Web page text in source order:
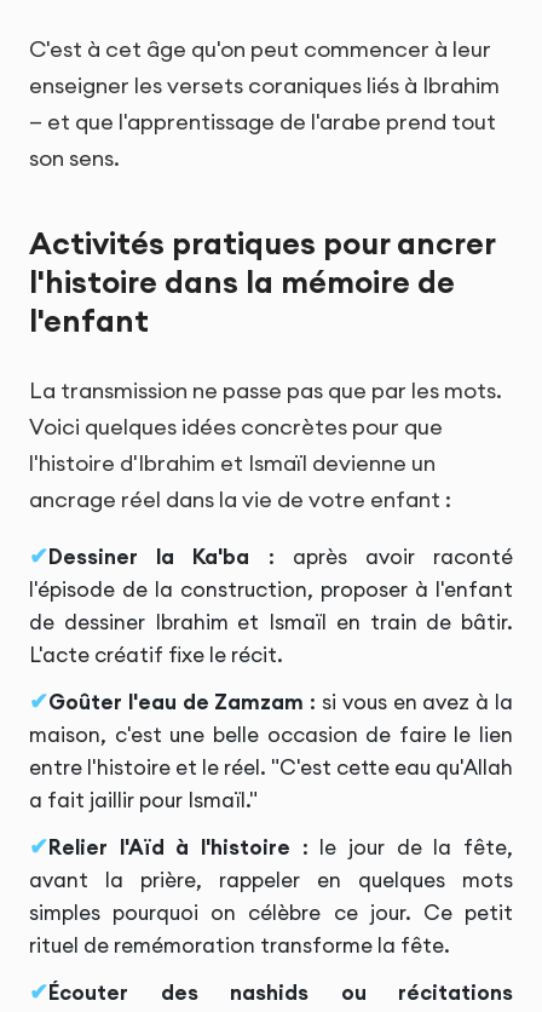
C'est à cet âge qu'on peut commencer à leur
enseigner les versets coraniques liés à Ibrahim
— et que l'apprentissage de l'arabe prend tout
son sens.
Activités pratiques pour ancrer
l'histoire dans la mémoire de
l'enfant
La transmission ne passe pas que par les mots.
Voici quelques idées concrètes pour que
l'histoire d'Ibrahim et Ismaïl devienne un
ancrage réel dans la vie de votre enfant :
Dessiner la Ka'ba : après avoir raconté
l'épisode de la construction, proposer à l'enfant
de dessiner Ibrahim et Ismaïl en train de bâtir.
L'acte créatif fixe le récit.
Goûter l'eau de Zamzam : si vous en avez à la
maison, c'est une belle occasion de faire le lien
entre l'histoire et le réel. "C'est cette eau qu'Allah
a fait jaillir pour Ismaïl."
Relier l'Aïd à l'histoire : le jour de la fête,
avant la prière, rappeler en quelques mots
simples pourquoi on célèbre ce jour. Ce petit
rituel de remémoration transforme la fête.
Écouter des nashids ou récitations